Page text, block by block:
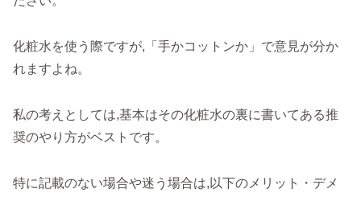
化粧水を使う際ですが,「手かコットンか」で意見が分か
れますよね。
私の考えとしては,基本はその化粧水の裏に書いてある推
奨のやり方がベストです。
特に記載のない場合や迷う場合は,以下のメリット・デメ